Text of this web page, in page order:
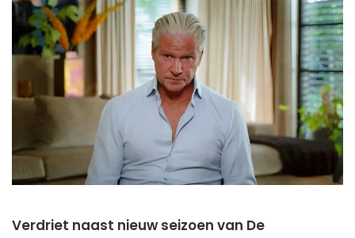
Verdriet naast nieuw seizoen van De